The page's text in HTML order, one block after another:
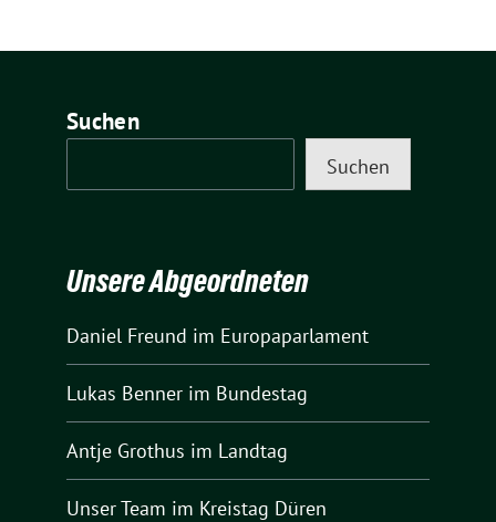
Suchen
Suchen
Unsere Abgeordneten
Daniel Freund im Europaparlament
Lukas Benner im Bundestag
Antje Grothus im Landtag
Unser Team im Kreistag Düren